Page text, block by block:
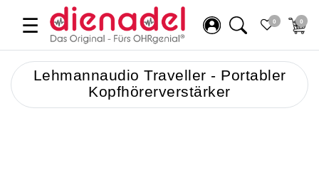
☰ 0 0
Lehmannaudio Traveller - Portabler
Kopfhörerverstärker